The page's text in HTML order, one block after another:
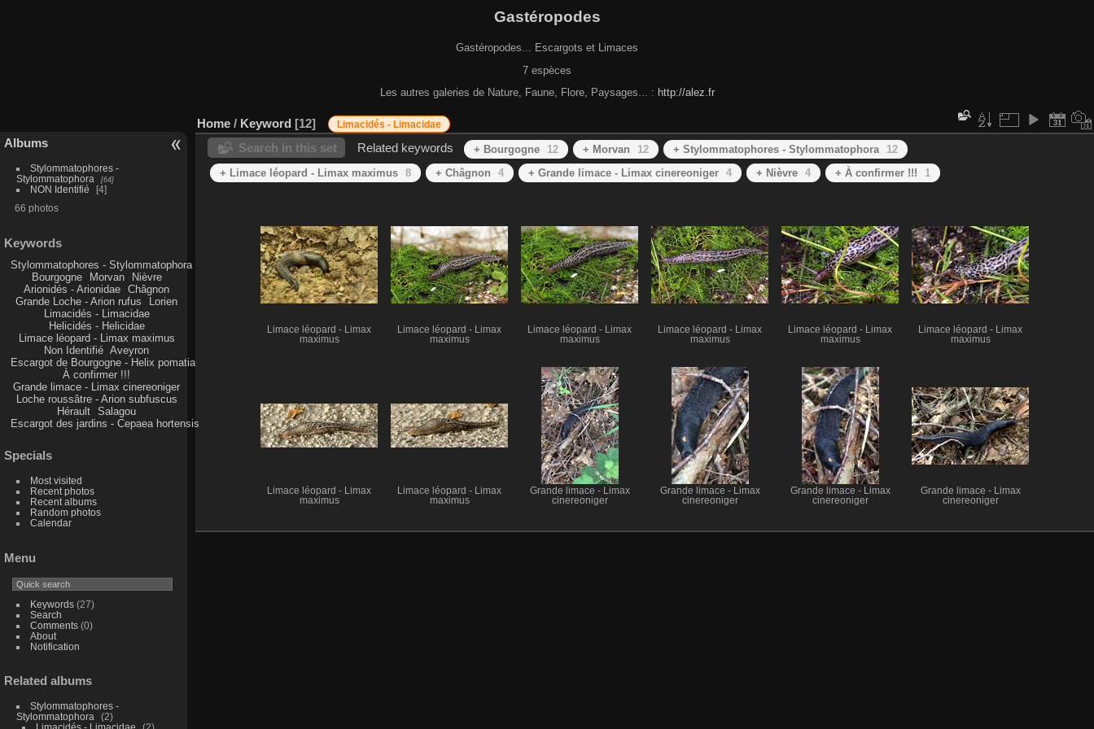
Gastéropodes
Gastéropodes... Escargots et Limaces
7 espèces
Les autres galeries de Nature, Faune, Flore, Paysages... : http://alez.fr
Albums
Stylommatophores -
Stylommatophora
64
NON Identifié
4
66 photos
Keywords
Stylommatophores - Stylommatophora
Bourgogne
Morvan
Nièvre
Arionidés - Arionidae
Châgnon
Grande Loche - Arion rufus
Lorien
Limacidés - Limacidae
Helicidés - Helicidae
Limace léopard - Limax maximus
Non Identifié Aveyron
Escargot de Bourgogne - Helix pomatia
À confirmer !!!
Grande limace - Limax cinereoniger
Loche roussâtre - Arion subfuscus
Hérault
Salagou
Escargot des jardins - Cepaea hortensis
Specials
Most visited
Recent photos
Recent albums
Random photos
Calendar
Menu
Keywords(27)
Search
Comments(0)
About
Notification
Related albums
Stylommatophores -
Stylommatophora
2
Home / Keyword 12 Limacidés - Limacidae
Search in this set Related keywords + Bourgogne 12 + Morvan 12 + Stylommatophores - Stylommatophora
12
+ Limace léopard - Limax maximus 8 + Châgnon 4 + Grande limace - Limax cinereoniger 4 + Nièvre 4 + À confirmer !!! 1
Limace léopard - Limax
maximus
Limace léopard - Limax
maximus
Limace léopard - Limax
maximus
Limace léopard - Limax
maximus
Limace léopard - Limax
maximus
Limace léopard - Limax
maximus
Limace léopard - Limax
maximus
Limace léopard - Limax
maximus
Grande limace - Limax
cinereoniger
Grande limace - Limax
cinereoniger
Grande limace - Limax
cinereoniger
Grande limace - Limax
cinereoniger